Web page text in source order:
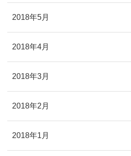
2018年5月
2018年4月
2018年3月
2018年2月
2018年1月